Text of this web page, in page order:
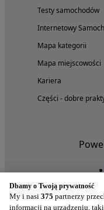
Testy samochodów
Internetowy
Mapa kategorii
Mapa miejscowości
Kariera
Części - dobre
Dbamy o Twoją prywatność
My i nasi 375 partnerzy
informacji na urządzeniu,